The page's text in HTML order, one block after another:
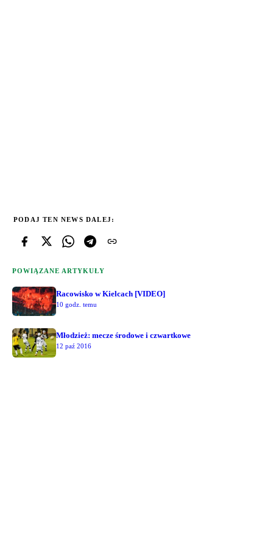
PODAJ TEN NEWS DALEJ:
POWIĄZANE ARTYKUŁY
Racowisko w Kielcach [VIDEO]
10 godz. temu
Młodzież: mecze środowe i czwartkowe
12 paź 2016